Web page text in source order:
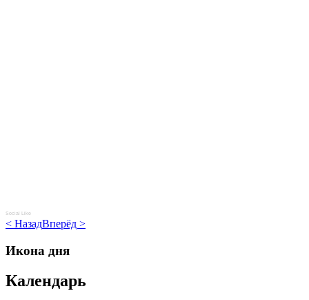
Social Like
< НазадВперёд >
Икона дня
Календарь